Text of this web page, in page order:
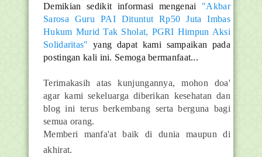
Demikian sedikit informasi mengenai "Akbar
Sarosa Guru PAI Dituntut Rp50 Juta Imbas
Hukum Murid Tak Sholat, PGRI Himpun Aksi
Solidaritas" yang dapat kami sampaikan pada
postingan kali ini. Semoga bermanfaat...
Terimakasih atas kunjungannya, mohon doa'
agar kami sekeluarga diberikan kesehatan dan
blog ini terus berkembang serta berguna bagi
semua orang.
Memberi manfa'at baik di dunia maupun di
akhirat.